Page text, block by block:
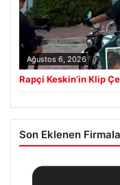
Ağustos 6, 2026
Rapçi Keskin’in Klip
Son Eklenen